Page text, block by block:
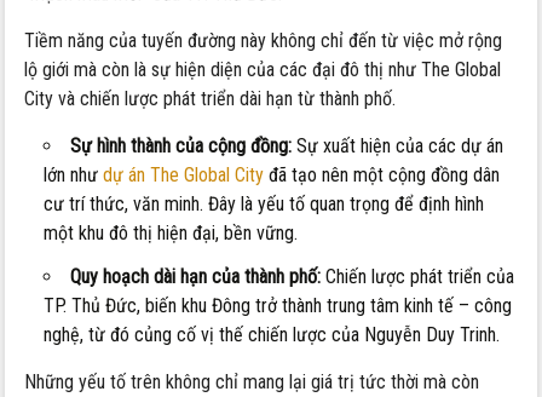
Tiềm năng của tuyến đường này không chỉ đến từ việc mở rộng
lộ giới mà còn là sự hiện diện của các đại đô thị như The Global
City và chiến lược phát triển dài hạn từ thành phố.
Sự hình thành của cộng đồng: Sự xuất hiện của các dự án
lớn nhưdự án The Global City đã tạo nên một cộng đồng dân
cư trí thức, văn minh. Đây là yếu tố quan trọng để định hình
một khu đô thị hiện đại, bền vững.
Quy hoạch dài hạn của thành phố: Chiến lược phát triển của
TP. Thủ Đức, biến khu Đông trở thành trung tâm kinh tế – công
nghệ, từ đó củng cố vị thế chiến lược của Nguyễn Duy Trinh.
Những yếu tố trên không chỉ mang lại giá trị tức thời mà còn